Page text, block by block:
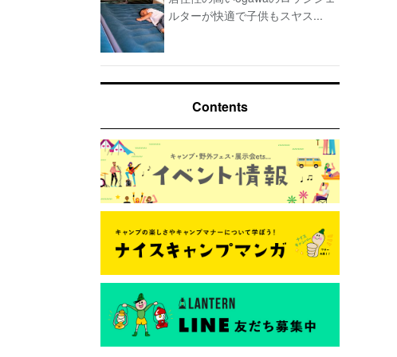
ルターが快適で子供もスヤス...
Contents